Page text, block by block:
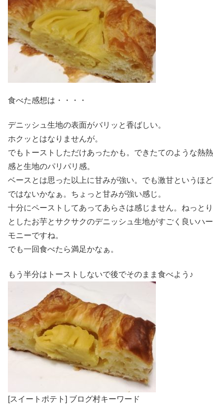
食べた感想は・・・・
デニッシュ生地の表面がバリッと香ばしい。
ホクッとはなりませんが。
でもトーストしただけあったかも。できたてのような熱熱
感と生地のパリパリ感。
ベースとは思った以上に甘みが強い。でも激甘というほど
ではないかなぁ。ちょっと甘みが強い感じ。
十分にペーストしてあってあらさは感じません。ねっとり
としたお芋とサクサクのデニッシュ生地がすごく良いハー
モニーですね。
でも一回食べたら満足かなぁ。
もう半分はトーストしないで後でそのまま食べよう♪
[スイートポテト] ブログ村キーワード